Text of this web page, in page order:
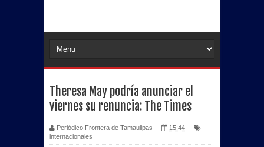
Theresa May podría anunciar el
viernes su renuncia: The Times
Periódico Frontera de Tamaulipas
15:44
internacionales